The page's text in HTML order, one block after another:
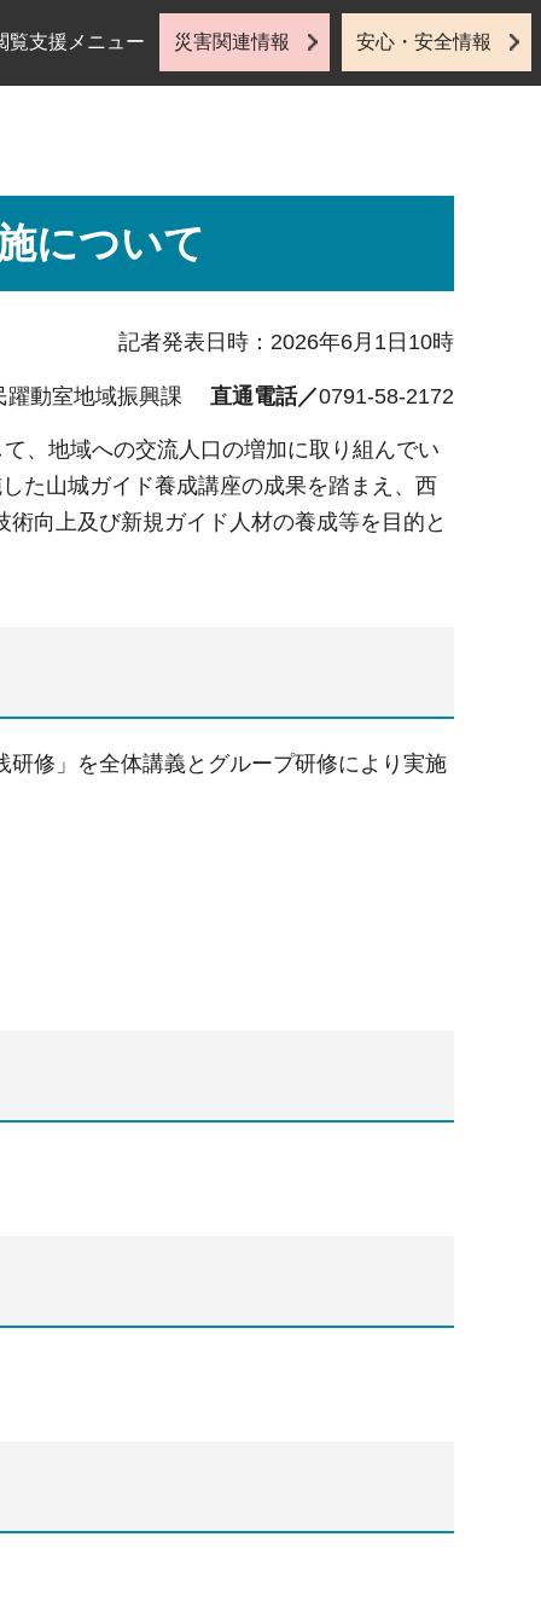
覧支援メニュー 災害関連情報 安心・安全情報
について
記者発表日時：2026年6月1日10時
躍動室地域振興課 直通電話／0791-58-2172
、地域への交流人口の増加に取り組んでい
た山城ガイド養成講座の成果を踏まえ、西
向上及び新規ガイド人材の養成等を目的と
修」を全体講義とグループ研修により実施